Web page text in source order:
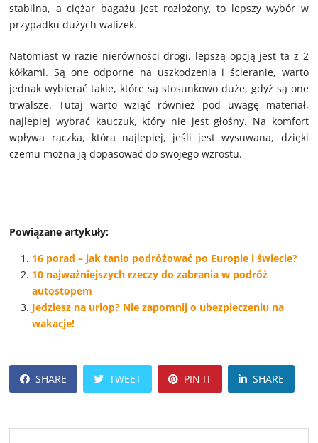
stabilna, a ciężar bagażu jest rozłożony, to lepszy wybór w
przypadku dużych walizek.
Natomiast w razie nierówności drogi, lepszą opcją jest ta z 2
kółkami. Są one odporne na uszkodzenia i ścieranie, warto
jednak wybierać takie, które są stosunkowo duże, gdyż są one
trwalsze. Tutaj warto wziąć również pod uwagę materiał,
najlepiej wybrać kauczuk, który nie jest głośny. Na komfort
wpływa rączka, która najlepiej, jeśli jest wysuwana, dzięki
czemu można ją dopasować do swojego wzrostu.
Powiązane artykuły:
16 porad – jak tanio podróżować po Europie i świecie?
10 najważniejszych rzeczy do zabrania w podróż
autostopem
Jedziesz na urlop? Nie zapomnij o ubezpieczeniu na
wakacje!
SHARE TWEET PIN IT SHARE